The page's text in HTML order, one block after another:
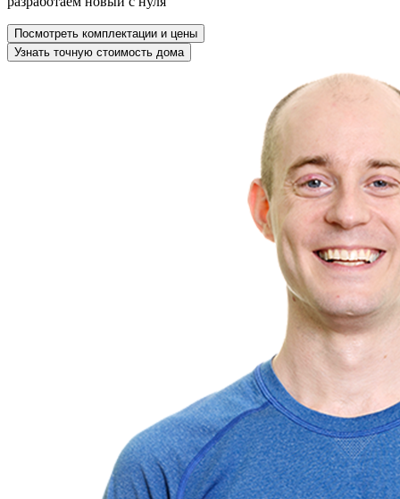
Посмотреть комплектации и цены
Узнать точную стоимость дома